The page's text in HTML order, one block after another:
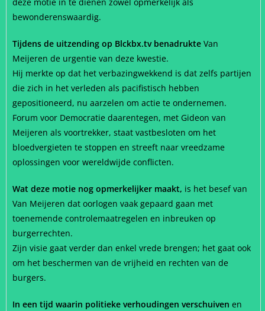
deze motie in te dienen zowel opmerkelijk als
bewonderenswaardig.
Tijdens de uitzending op Blckbx.tv benadrukte Van
Meijeren de urgentie van deze kwestie.
Hij merkte op dat het verbazingwekkend is dat zelfs partijen
die zich in het verleden als pacifistisch hebben
gepositioneerd, nu aarzelen om actie te ondernemen.
Forum voor Democratie daarentegen, met Gideon van
Meijeren als voortrekker, staat vastbesloten om het
bloedvergieten te stoppen en streeft naar vreedzame
oplossingen voor wereldwijde conflicten.
Wat deze motie nog opmerkelijker maakt, is het besef van
Van Meijeren dat oorlogen vaak gepaard gaan met
toenemende controlemaatregelen en inbreuken op
burgerrechten.
Zijn visie gaat verder dan enkel vrede brengen; het gaat ook
om het beschermen van de vrijheid en rechten van de
burgers.
In een tijd waarin politieke verhoudingen verschuiven en